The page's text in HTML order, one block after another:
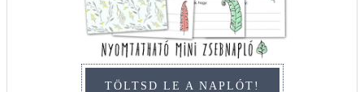
TÖLTSD LE A NAPLÓT!